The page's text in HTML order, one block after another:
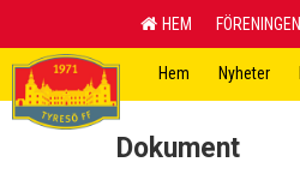
HEM FÖRENINGEN
Hem Nyheter
Dokument